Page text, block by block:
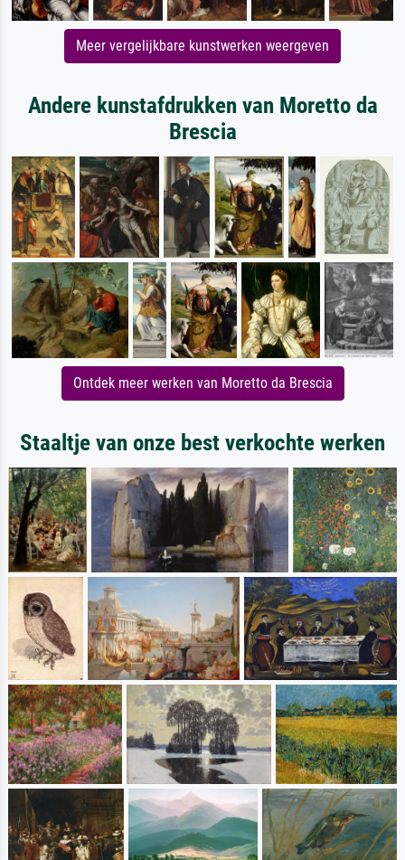
Meer vergelijkbare kunstwerken weergeven
Andere kunstafdrukken van Moretto da
Brescia
Ontdek meer werken van Moretto da Brescia
Staaltje van onze best verkochte werken